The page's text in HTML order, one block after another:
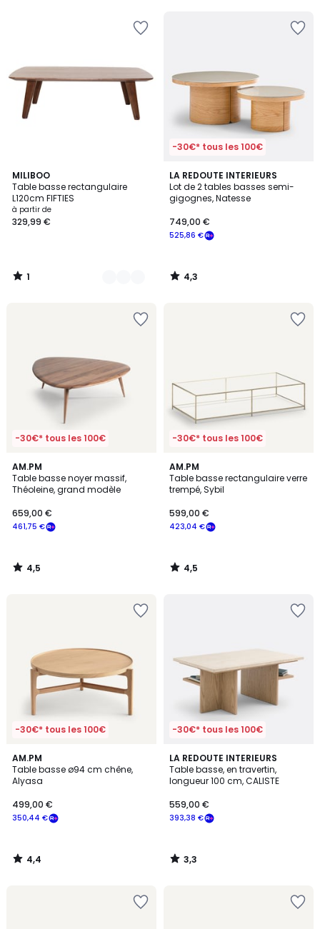
MILIBOO
Table basse rectangulaire
L120cm FIFTIES
à partir de
329,99 €
1
/
5
2
Couleurs
1
/
-30€* tous les 100€
LA REDOUTE INTERIEURS
Lot de 2 tables basses semi-
gigognes, Natesse
525,86 €
749,00 €
4,3
/ 5
4,3
/
-30€* tous les 100€
AM.PM
Table basse noyer massif,
Théoleine, grand modèle
461,75 €
659,00 €
4,5
/ 5
4,5
/
-30€* tous les 100€
AM.PM
Table basse rectangulaire verre
trempé, Sybil
423,04 €
599,00 €
4,5
/ 5
4,5
/
-30€* tous les 100€
AM.PM
Table basse ø94 cm chêne,
Alyasa
350,44 €
499,00 €
4,4
/ 5
4,4
/
-30€* tous les 100€
LA REDOUTE INTERIEURS
Table basse, en travertin,
longueur 100 cm, CALISTE
393,38 €
559,00 €
3,3
/ 5
3,3
/